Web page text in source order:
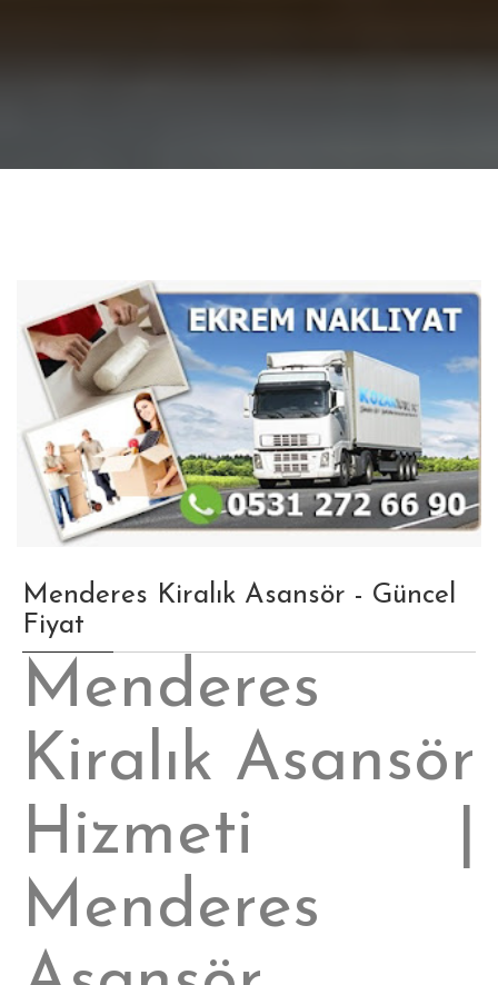
Menderes Kiralık Asansör - Güncel
Fiyat
Menderes
Kiralık Asansör
Hizmeti |
Menderes